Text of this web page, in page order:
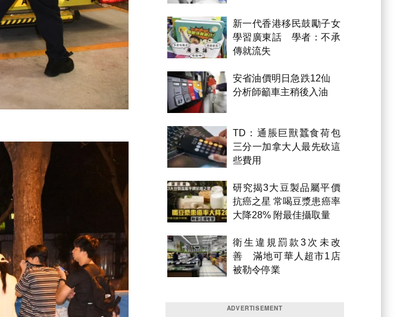
新一代香港移民鼓勵子女
學習廣東話 學者：不承
傳就流失
安省油價明日急跌12仙
分析師籲車主稍後入油
TD：通脹巨獸蠶食荷包
三分一加拿大人最先砍這
些費用
研究揭3大豆製品屬平價
抗癌之星 常喝豆漿患癌率
大降28% 附最佳攝取量
衛生違規罰款3次未改
善 滿地可華人超市1店
被勒令停業